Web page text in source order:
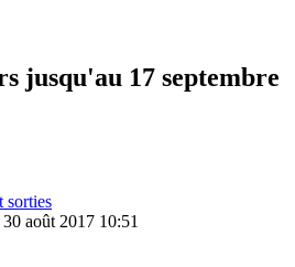
jusqu'au 17 septembre
sorties
août 2017 10:51